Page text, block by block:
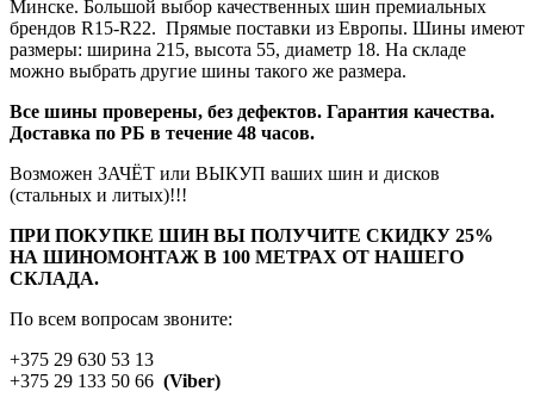
Минске. Большой выбор качественных шин премиальных
брендов R15-R22. Прямые поставки из Европы. Шины имеют
размеры: ширина 215, высота 55, диаметр 18. На складе
можно выбрать другие шины такого же размера.
Все шины проверены, без дефектов. Гарантия качества.
Доставка по РБ в течение 48 часов.
Возможен ЗАЧЁТ или ВЫКУП ваших шин и дисков
(стальных и литых)!!!
ПРИ ПОКУПКЕ ШИН ВЫ ПОЛУЧИТЕ СКИДКУ 25%
НА ШИНОМОНТАЖ В 100 МЕТРАХ ОТ НАШЕГО
СКЛАДА.
По всем вопросам звоните:
+375 29 630 53 13
+375 29 133 50 66 (Viber)